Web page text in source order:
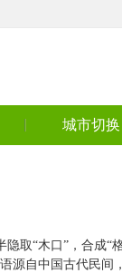
城市切换
取“木口”，合成“格
源自中国古代民间